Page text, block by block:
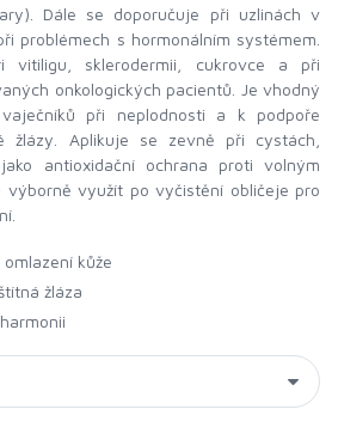
Dále se doporučuje při uzlinách v
problémech s hormonálním systémem.
vitiligu, sklerodermii, cukrovce a při
onkologických pacientů. Je vhodný
při neplodnosti a k podpoře
žlázy. Aplikuje se zevně při cystách,
antioxidační ochrana proti volným
výborně využít po vyčistění obličeje pro
kůže
žláza